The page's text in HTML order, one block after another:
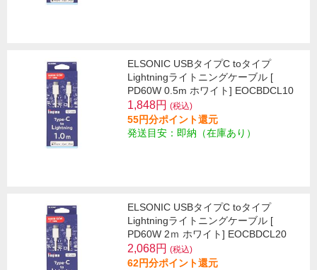
ELSONIC USBタイプC toタイプ
Lightningライトニングケーブル [
PD60W 0.5m ホワイト] EOCBDCL10
1,848円 (税込)
55円分ポイント還元
発送目安：即納（在庫あり）
ELSONIC USBタイプC toタイプ
Lightningライトニングケーブル [
PD60W 2ｍ ホワイト] EOCBDCL20
2,068円 (税込)
62円分ポイント還元